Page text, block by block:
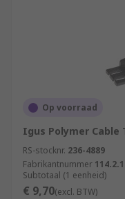
Op voorraad
Igus Polymer Cable
RS-stocknr. 236-4889
Fabrikantnummer
Subtotaal (1 eenheid)
€ 9,70(excl. BTW)